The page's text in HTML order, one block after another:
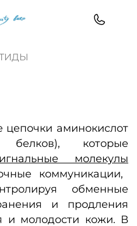
цепочки аминокислот
которые
молекулы
коммуникации,
обменные
и продления
и молодости кожи. В